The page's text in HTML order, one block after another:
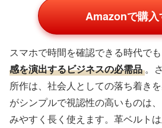
Amazonで購入
スマホで時間を確認できる時代でも
感を演出するビジネスの必需品 。
所作は、社会人としての落ち着き
がシンプルで視認性の高いものは
みやすく長く使えます。革ベルトは